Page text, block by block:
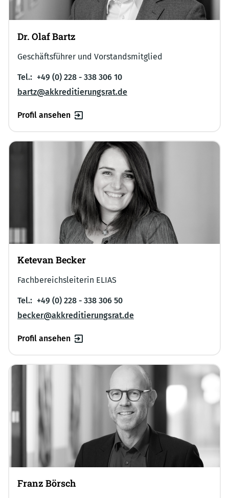
Dr. Olaf Bartz
Geschäftsführer und Vorstandsmitglied
Tel.: +49 (0) 228 - 338 306 10
bartz@akkreditierungsrat.de
Profil ansehen
Ketevan Becker
Fachbereichsleiterin ELIAS
Tel.: +49 (0) 228 - 338 306 50
becker@akkreditierungsrat.de
Profil ansehen
Franz Börsch